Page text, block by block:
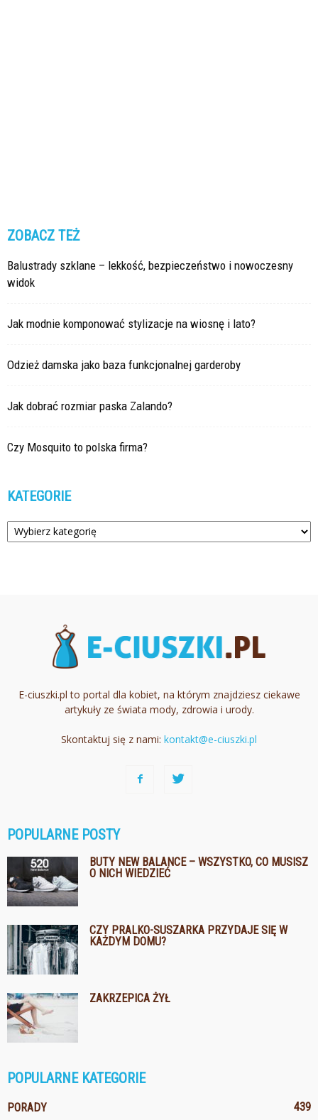
ZOBACZ TEŻ
Balustrady szklane – lekkość, bezpieczeństwo i nowoczesny
widok
Jak modnie komponować stylizacje na wiosnę i lato?
Odzież damska jako baza funkcjonalnej garderoby
Jak dobrać rozmiar paska Zalando?
Czy Mosquito to polska firma?
KATEGORIE
Kategorie
E-ciuszki.pl to portal dla kobiet, na którym znajdziesz ciekawe
artykuły ze świata mody, zdrowia i urody.
Skontaktuj się z nami: kontakt@e-ciuszki.pl
POPULARNE POSTY
BUTY NEW BALANCE – WSZYSTKO, CO MUSISZ
O NICH WIEDZIEĆ
CZY PRALKO-SUSZARKA PRZYDAJE SIĘ W
KAŻDYM DOMU?
ZAKRZEPICA ŻYŁ
POPULARNE KATEGORIE
PORADY 439